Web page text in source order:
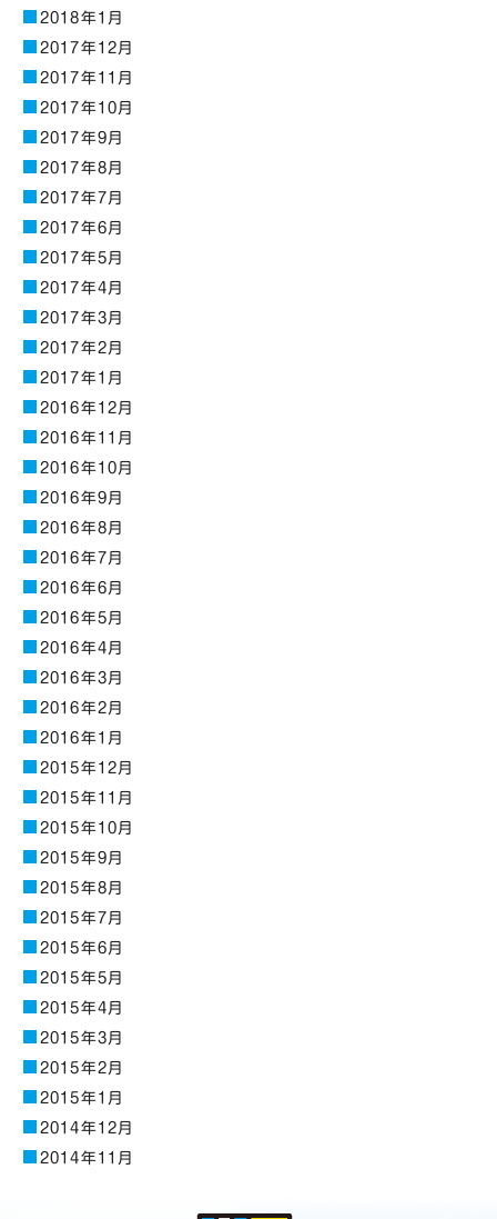
2018年1月
2017年12月
2017年11月
2017年10月
2017年9月
2017年8月
2017年7月
2017年6月
2017年5月
2017年4月
2017年3月
2017年2月
2017年1月
2016年12月
2016年11月
2016年10月
2016年9月
2016年8月
2016年7月
2016年6月
2016年5月
2016年4月
2016年3月
2016年2月
2016年1月
2015年12月
2015年11月
2015年10月
2015年9月
2015年8月
2015年7月
2015年6月
2015年5月
2015年4月
2015年3月
2015年2月
2015年1月
2014年12月
2014年11月